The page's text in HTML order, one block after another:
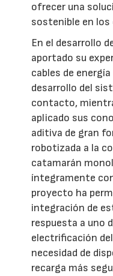
ofrecer una
sostenible en
En el desarrollo
aportado su
cables de
desarrollo del
contacto,
aplicado sus
aditiva de gran
robotizada a la
catamarán
íntegramente
proyecto ha
integración de
respuesta a uno
electrificación
necesidad de
recarga más